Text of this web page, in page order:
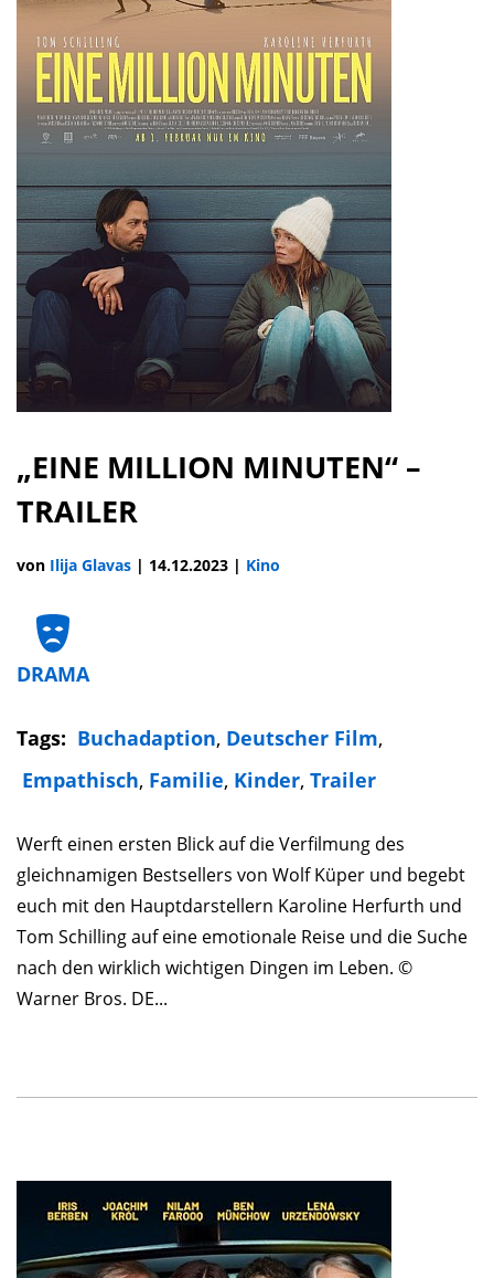
„EINE MILLION MINUTEN“ –
TRAILER
von Ilija Glavas | 14.12.2023 | Kino
DRAMA
Tags: Buchadaption, Deutscher Film,
Empathisch, Familie, Kinder, Trailer
Werft einen ersten Blick auf die Verfilmung des
gleichnamigen Bestsellers von Wolf Küper und begebt
euch mit den Hauptdarstellern Karoline Herfurth und
Tom Schilling auf eine emotionale Reise und die Suche
nach den wirklich wichtigen Dingen im Leben. ©
Warner Bros. DE...